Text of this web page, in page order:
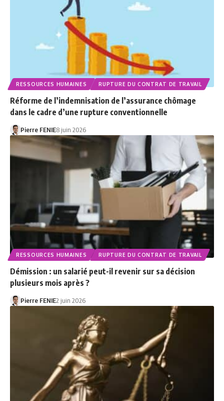
RESSOURCES HUMAINES RUPTURE DU CONTRAT DE TRAVAIL
Réforme de l’indemnisation de l’assurance chômage
dans le cadre d’une rupture conventionnelle
Pierre FENIE8 juin 2026
RESSOURCES HUMAINES RUPTURE DU CONTRAT DE TRAVAIL
Démission : un salarié peut-il revenir sur sa décision
plusieurs mois après ?
Pierre FENIE2 juin 2026